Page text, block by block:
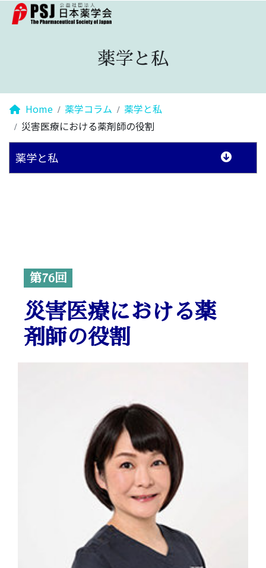
薬学と私
Home 薬学コラム
薬学と私
災害医療における薬剤師の役割
薬学と私
第76回
災害医療における薬
剤師の役割